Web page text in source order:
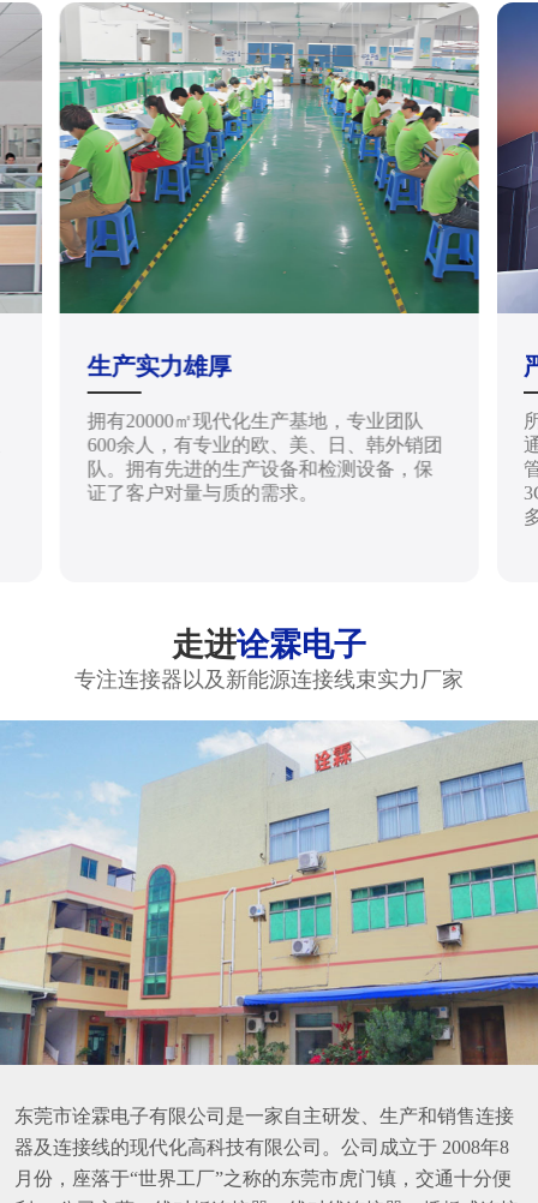
生产实力雄厚
拥有20000㎡现代化生产基地，专业团队
600余人，有专业的欧、美、日、韩外销团
队。拥有先进的生产设备和检测设备，保
证了客户对量与质的需求。
走进诠霖电子
专注连接器以及新能源连接线束实力厂家
东莞市诠霖电子有限公司是一家自主研发、生产和销售连接
器及连接线的现代化高科技有限公司。公司成立于 2008年8
月份，座落于“世界工厂”之称的东莞市虎门镇，交通十分便